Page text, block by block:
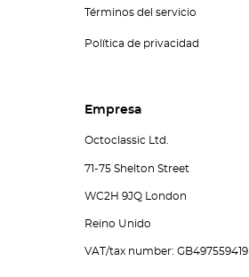
Términos del servicio
Política de privacidad
Empresa
Octoclassic Ltd.
71-75 Shelton Street
WC2H 9JQ London
Reino Unido
VAT/tax number: GB497559419